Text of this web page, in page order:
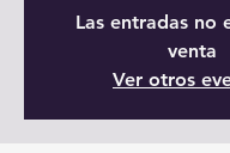
Las entradas no
venta
Ver otros